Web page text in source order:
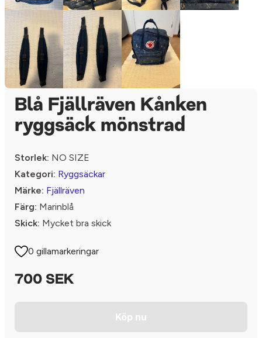
Blå Fjällräven Kånken
ryggsäck mönstrad
Storlek: NO SIZE
Kategori: Ryggsäckar
Märke: Fjällräven
Färg: Marinblå
Skick: Mycket bra skick
0 gillamarkeringar
700 SEK
Köp nu